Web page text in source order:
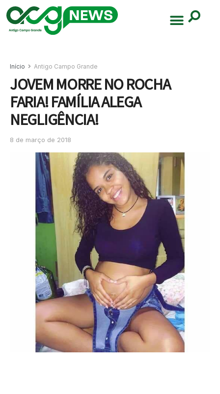
Início Antigo Campo Grande
JOVEM MORRE NO ROCHA
FARIA! FAMÍLIA ALEGA
NEGLIGÊNCIA!
8 de março de 2018